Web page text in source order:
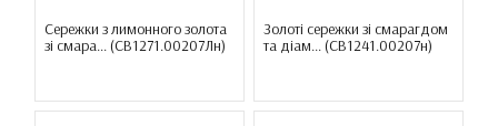
Сережки з лимонного золота
зі смара... (СВ1271.00207Лн)
Золоті сережки зі смарагдом
та діам... (СВ1241.00207н)